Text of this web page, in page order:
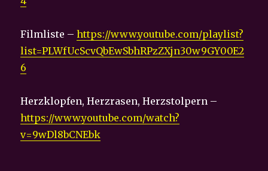
Filmliste –https://www.youtube.com/playlist?
list=PLWfUcScvQbEwSbhRPzZXjn30w9GY00E2
6
Herzklopfen, Herzrasen, Herzstolpern –
https://www.youtube.com/watch?
v=9wDl8bCNEbk